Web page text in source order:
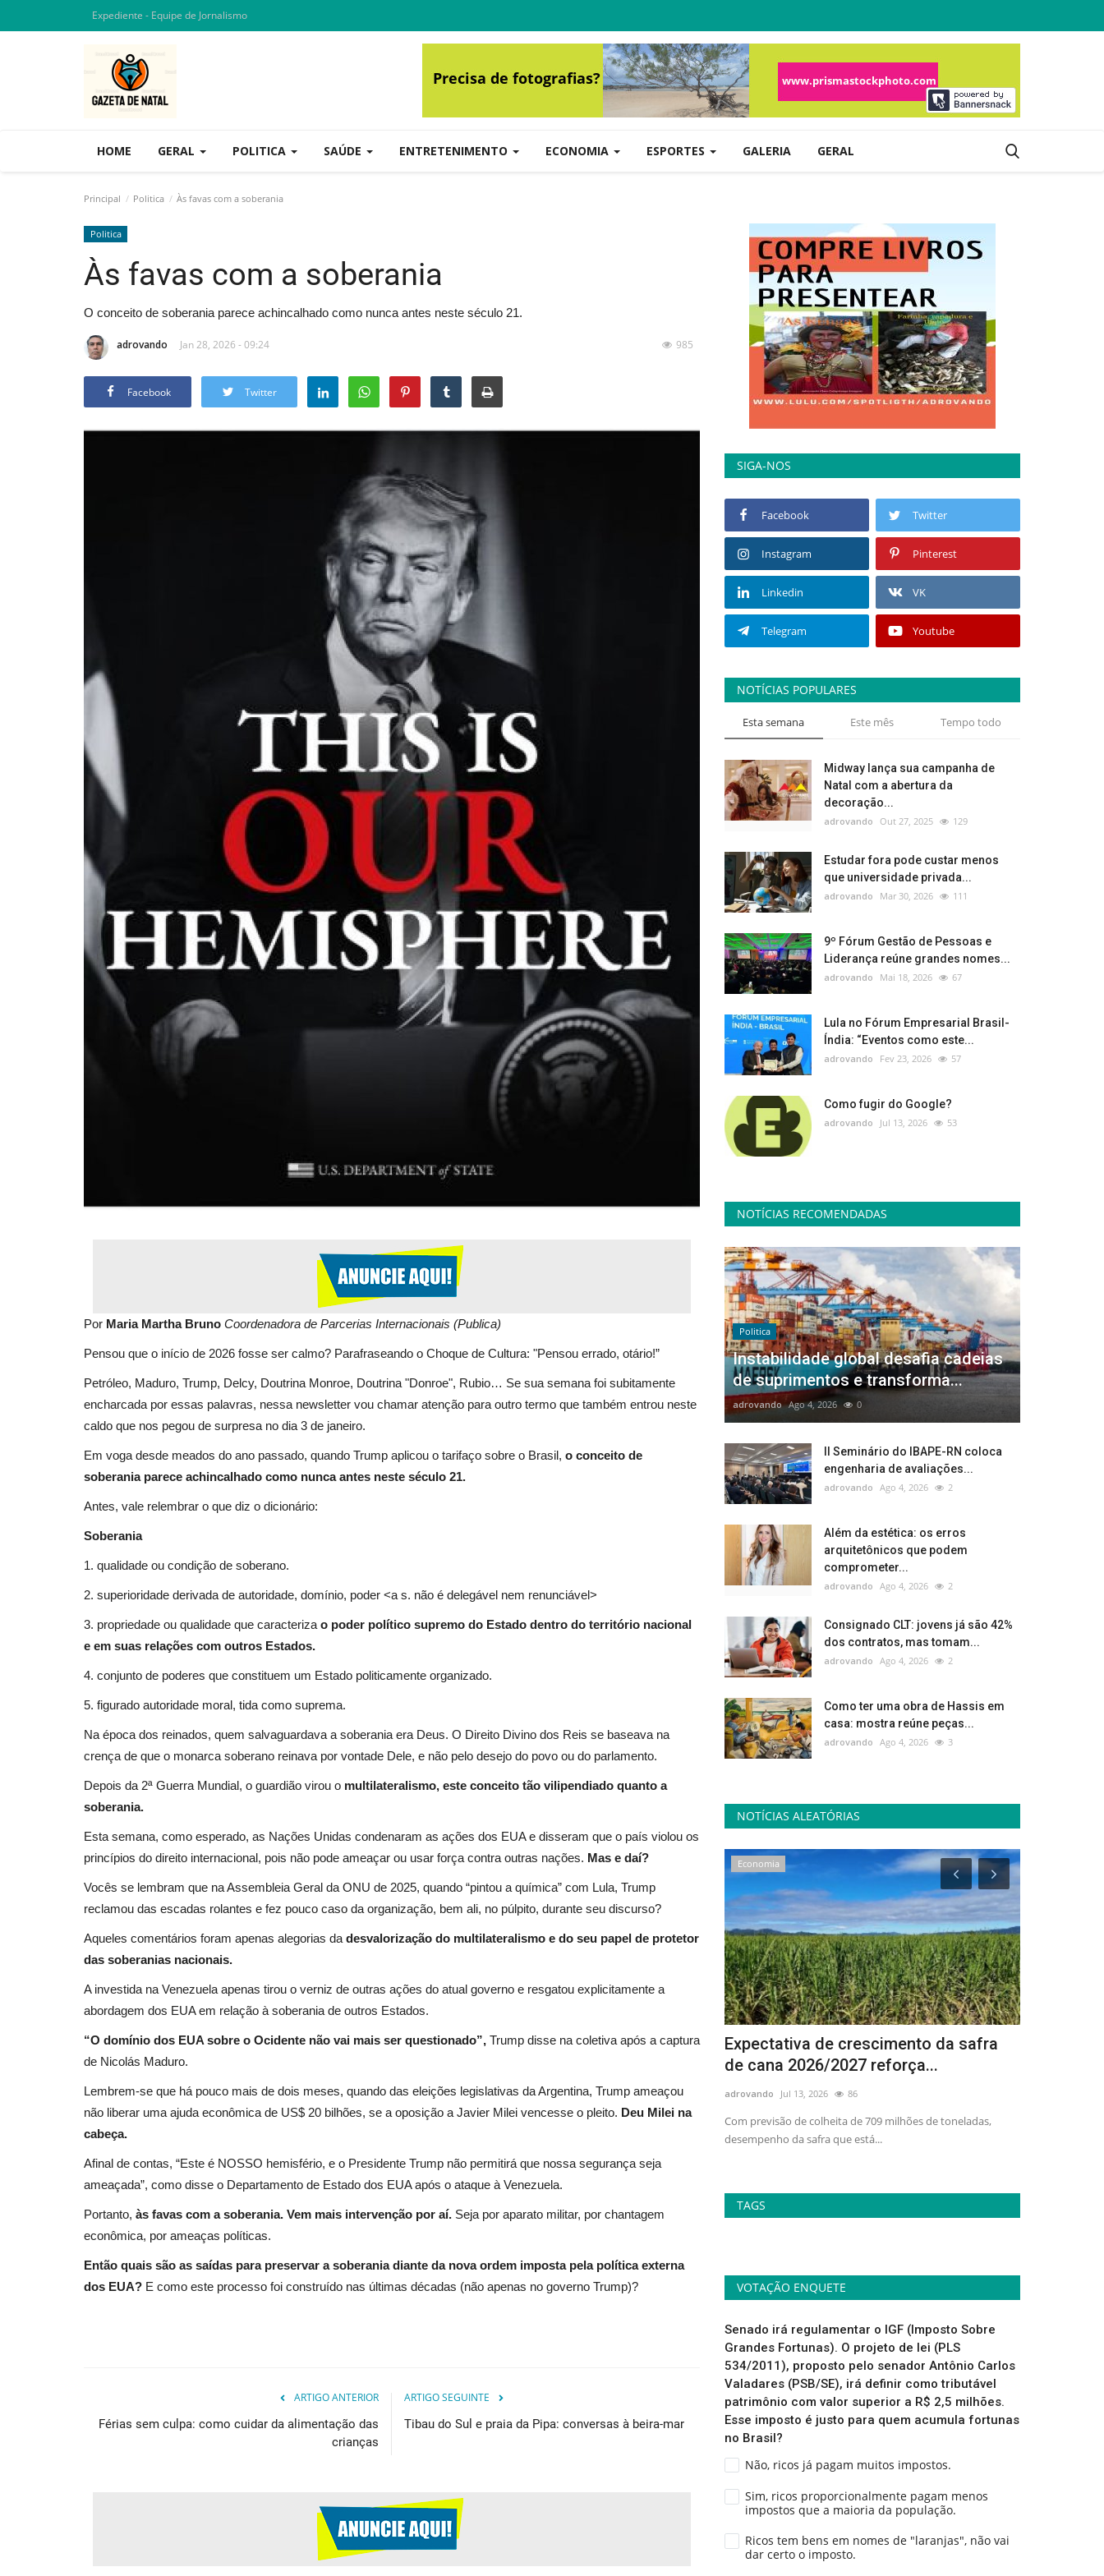
Expediente - Equipe de Jornalismo
HOME GERAL POLITICA SAÚDE ENTRETENIMENTO ECONOMIA ESPORTES GALERIA GERAL
Principal Politica Às favas com a soberania
Politica
Às favas com a soberania
O conceito de soberania parece achincalhado como nunca antes neste século 21.
adrovando Jan 28, 2026 - 09:24 985
Facebook Twitter
Por Maria Martha Bruno Coordenadora de Parcerias Internacionais (Publica)
Pensou que o início de 2026 fosse ser calmo? Parafraseando o Choque de Cultura: "Pensou errado, otário!”
Petróleo, Maduro, Trump, Delcy, Doutrina Monroe, Doutrina "Donroe", Rubio… Se sua semana foi subitamente
encharcada por essas palavras, nessa newsletter vou chamar atenção para outro termo que também entrou neste
caldo que nos pegou de surpresa no dia 3 de janeiro.
Em voga desde meados do ano passado, quando Trump aplicou o tarifaço sobre o Brasil, o conceito de
soberania parece achincalhado como nunca antes neste século 21.
Antes, vale relembrar o que diz o dicionário:
Soberania
1. qualidade ou condição de soberano.
2. superioridade derivada de autoridade, domínio, poder <a s. não é delegável nem renunciável>
3. propriedade ou qualidade que caracteriza o poder político supremo do Estado dentro do território nacional
e em suas relações com outros Estados.
4. conjunto de poderes que constituem um Estado politicamente organizado.
5. figurado autoridade moral, tida como suprema.
Na época dos reinados, quem salvaguardava a soberania era Deus. O Direito Divino dos Reis se baseava na
crença de que o monarca soberano reinava por vontade Dele, e não pelo desejo do povo ou do parlamento.
Depois da 2⁠ª Guerra Mundial, o guardião virou o multilateralismo, este conceito tão vilipendiado quanto a
soberania.
Esta semana, como esperado, as Nações Unidas condenaram as ações dos EUA e disseram que o país violou os
princípios do direito internacional, pois não pode ameaçar ou usar força contra outras nações. Mas e daí?
Vocês se lembram que na Assembleia Geral da ONU de 2025, quando “pintou a química” com Lula, Trump
reclamou das escadas rolantes e fez pouco caso da organização, bem ali, no púlpito, durante seu discurso?
Aqueles comentários foram apenas alegorias da desvalorização do multilateralismo e do seu papel de protetor
das soberanias nacionais.
A investida na Venezuela apenas tirou o verniz de outras ações do atual governo e resgatou explicitamente a
abordagem dos EUA em relação à soberania de outros Estados.
“O domínio dos EUA sobre o Ocidente não vai mais ser questionado”, Trump disse na coletiva após a captura
de Nicolás Maduro.
Lembrem-se que há pouco mais de dois meses, quando das eleições legislativas da Argentina, Trump ameaçou
não liberar uma ajuda econômica de US$ 20 bilhões, se a oposição a Javier Milei vencesse o pleito. Deu Milei na
cabeça.
Afinal de contas, “Este é NOSSO hemisfério, e o Presidente Trump não permitirá que nossa segurança seja
ameaçada”, como disse o Departamento de Estado dos EUA após o ataque à Venezuela.
Portanto, às favas com a soberania. Vem mais intervenção por aí. Seja por aparato militar, por chantagem
econômica, por ameaças políticas.
Então quais são as saídas para preservar a soberania diante da nova ordem imposta pela política externa
dos EUA? E como este processo foi construído nas últimas décadas (não apenas no governo Trump)?
ARTIGO ANTERIOR
Férias sem culpa: como cuidar da alimentação das
crianças
ARTIGO SEGUINTE
Tibau do Sul e praia da Pipa: conversas à beira-mar
SIGA-NOS
Facebook Twitter
Instagram Pinterest
Linkedin VK
Telegram Youtube
NOTÍCIAS POPULARES
Esta semana Este mês Tempo todo
Midway lança sua campanha de
Natal com a abertura da
decoração...
adrovando Out 27, 2025 129
Estudar fora pode custar menos
que universidade privada...
adrovando Mar 30, 2026 111
9º Fórum Gestão de Pessoas e
Liderança reúne grandes nomes...
adrovando Mai 18, 2026 67
Lula no Fórum Empresarial Brasil-
Índia: “Eventos como este...
adrovando Fev 23, 2026 57
Como fugir do Google?
adrovando Jul 13, 2026 53
NOTÍCIAS RECOMENDADAS
Politica
Instabilidade global desafia cadeias
de suprimentos e transforma...
adrovando Ago 4, 2026 0
II Seminário do IBAPE-RN coloca
engenharia de avaliações...
adrovando Ago 4, 2026 2
Além da estética: os erros
arquitetônicos que podem
comprometer...
adrovando Ago 4, 2026 2
Consignado CLT: jovens já são 42%
dos contratos, mas tomam...
adrovando Ago 4, 2026 2
Como ter uma obra de Hassis em
casa: mostra reúne peças...
adrovando Ago 4, 2026 3
NOTÍCIAS ALEATÓRIAS
Entretenimento
Férias de julho impulsionam encontros
em casa e movimentam...
adrovando Jul 13, 2026 89
Reuniões entre familiares e amigos durante o recesso
Saúde
Julho Verde: Liga Contra o Câncer
adrovando Jul 13, 2026 95
De acordo com a médica Isabel Almeida, coordenadora do
Economia
Expectativa de crescimento da safra
de cana 2026/2027 reforça...
adrovando Jul 13, 2026 86
Com previsão de colheita de 709 milhões de toneladas,
desempenho da safra que está...
TAGS
VOTAÇÃO ENQUETE
Senado irá regulamentar o IGF (Imposto Sobre
Grandes Fortunas). O projeto de lei (PLS
534/2011), proposto pelo senador Antônio Carlos
Valadares (PSB/SE), irá definir como tributável
patrimônio com valor superior a R$ 2,5 milhões.
Esse imposto é justo para quem acumula fortunas
no Brasil?
Não, ricos já pagam muitos impostos.
Sim, ricos proporcionalmente pagam menos
impostos que a maioria da população.
Ricos tem bens em nomes de "laranjas", não vai
dar certo o imposto.